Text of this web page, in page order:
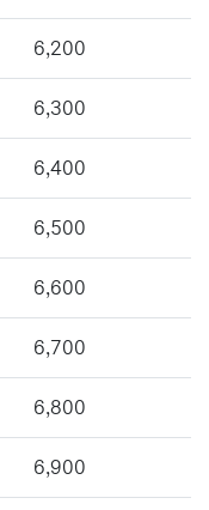
6,200
6,300
6,400
6,500
6,600
6,700
6,800
6,900